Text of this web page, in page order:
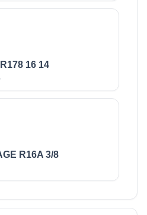
16 14
R16A 3/8